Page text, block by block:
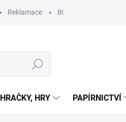
Reklamace Blog
Hledat
HRAČKY, HRY PAPÍRNICTVÍ